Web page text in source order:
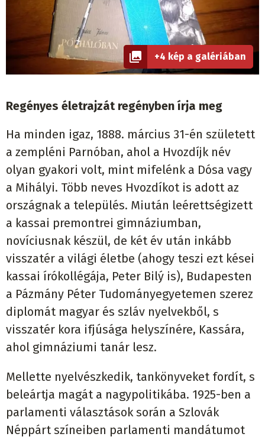
+4 kép a galériában
Regényes életrajzát regényben írja meg
Ha minden igaz, 1888. március 31-én született
a zempléni Parnóban, ahol a Hvozdíjk név
olyan gyakori volt, mint mifelénk a Dósa vagy
a Mihályi. Több neves Hvozdíkot is adott az
országnak a település. Miután leérettségizett
a kassai premontrei gimnáziumban,
novíciusnak készül, de két év után inkább
visszatér a világi életbe (ahogy teszi ezt kései
kassai írókollégája, Peter Bilý is), Budapesten
a Pázmány Péter Tudományegyetemen szerez
diplomát magyar és szláv nyelvekből, s
visszatér kora ifjúsága helyszínére, Kassára,
ahol gimnáziumi tanár lesz.
Mellette nyelvészkedik, tankönyveket fordít, s
beleártja magát a nagypolitikába. 1925-ben a
parlamenti választások során a Szlovák
Néppárt színeiben parlamenti mandátumot